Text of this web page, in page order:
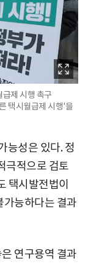
제 시행 촉구
택시월급제 시행'을
능성은 있다. 정
극적으로 검토
택시발전법이
가능하다는 결과
연구용역 결과